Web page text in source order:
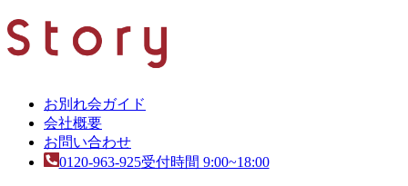
お別れ会ガイド
会社概要
お問い合わせ
0120-963-925受付時間 9:00~18:00